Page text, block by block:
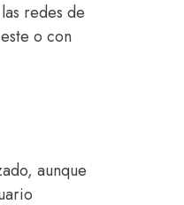
redes de
o con
aunque